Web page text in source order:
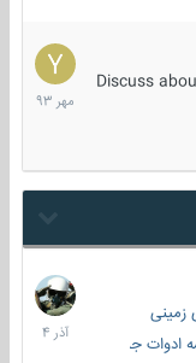
Discuss
15
مهر
1393
جنگی
21
آذر
1404